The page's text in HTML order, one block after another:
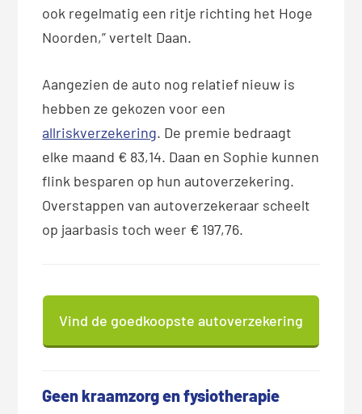
ook regelmatig een ritje richting het Hoge
Noorden,” vertelt Daan.
Aangezien de auto nog relatief nieuw is
hebben ze gekozen voor een
allriskverzekering. De premie bedraagt
elke maand € 83,14. Daan en Sophie kunnen
flink besparen op hun autoverzekering.
Overstappen van autoverzekeraar scheelt
op jaarbasis toch weer € 197,76.
Vind de goedkoopste autoverzekering
Geen kraamzorg en fysiotherapie